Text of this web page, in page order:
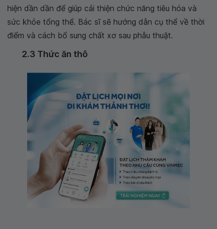
hiện dần dần để giúp cải thiện chức năng tiêu hóa và
sức khỏe tổng thể. Bác sĩ sẽ hướng dẫn cụ thể về thời
điểm và cách bổ sung chất xơ sau phẫu thuật.
2.3 Thức ăn thô